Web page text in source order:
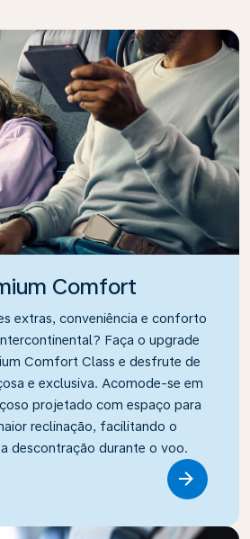
Comfort
extras, conveniência e conforto
Faça o upgrade
Comfort Class e desfrute de
e exclusiva. Acomode-se em
projetado com espaço para
reclinação, facilitando o
descontração durante o voo.